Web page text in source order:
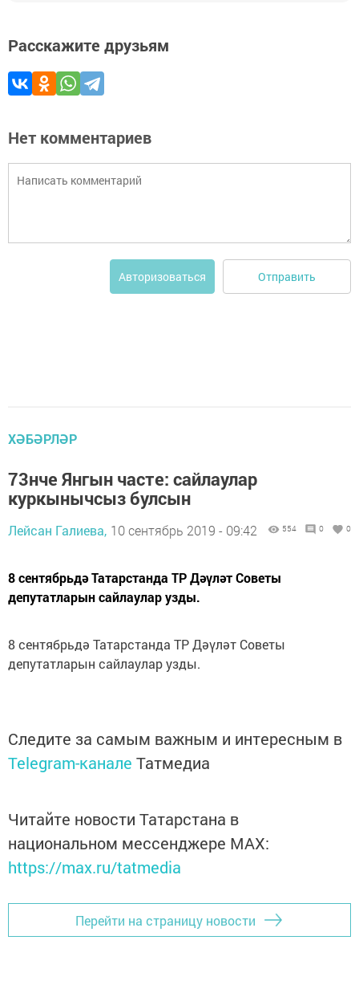
Расскажите друзьям
Нет комментариев
Авторизоваться Отправить
ХӘБӘРЛӘР
73нче Янгын часте: сайлаулар
куркынычсыз булсын
Лейсан Галиева, 10 сентябрь 2019 - 09:42 554 0 0
8 сентябрьдә Татарстанда ТР Дәүләт Советы
депутатларын сайлаулар узды.
8 сентябрьдә Татарстанда ТР Дәүләт Советы
депутатларын сайлаулар узды.
Следите за самым важным и интересным в
Telegram-канале Татмедиа
Читайте новости Татарстана в
национальном мессенджере MАХ:
https://max.ru/tatmedia
Перейти на страницу новости